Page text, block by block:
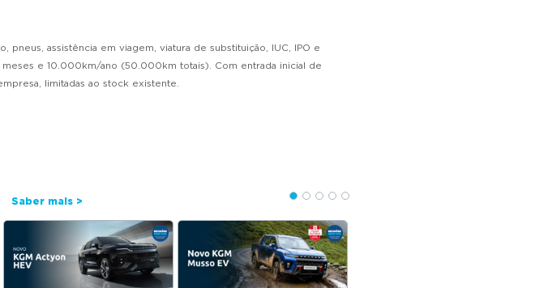
pneus, assistência em viagem, viatura de substituição, IUC, IPO e
e 10.000km/ano (50.000km totais). Com entrada inicial de
limitadas ao stock existente.
Saber mais >